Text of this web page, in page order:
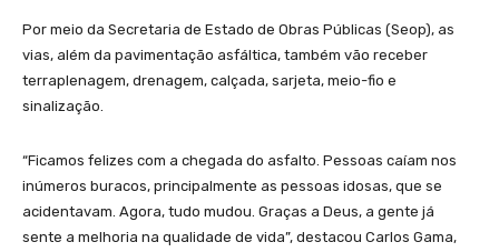
Por meio da Secretaria de Estado de Obras Públicas (Seop), as
vias, além da pavimentação asfáltica, também vão receber
terraplenagem, drenagem, calçada, sarjeta, meio-fio e
sinalização.
“Ficamos felizes com a chegada do asfalto. Pessoas caíam nos
inúmeros buracos, principalmente as pessoas idosas, que se
acidentavam. Agora, tudo mudou. Graças a Deus, a gente já
sente a melhoria na qualidade de vida”, destacou Carlos Gama,